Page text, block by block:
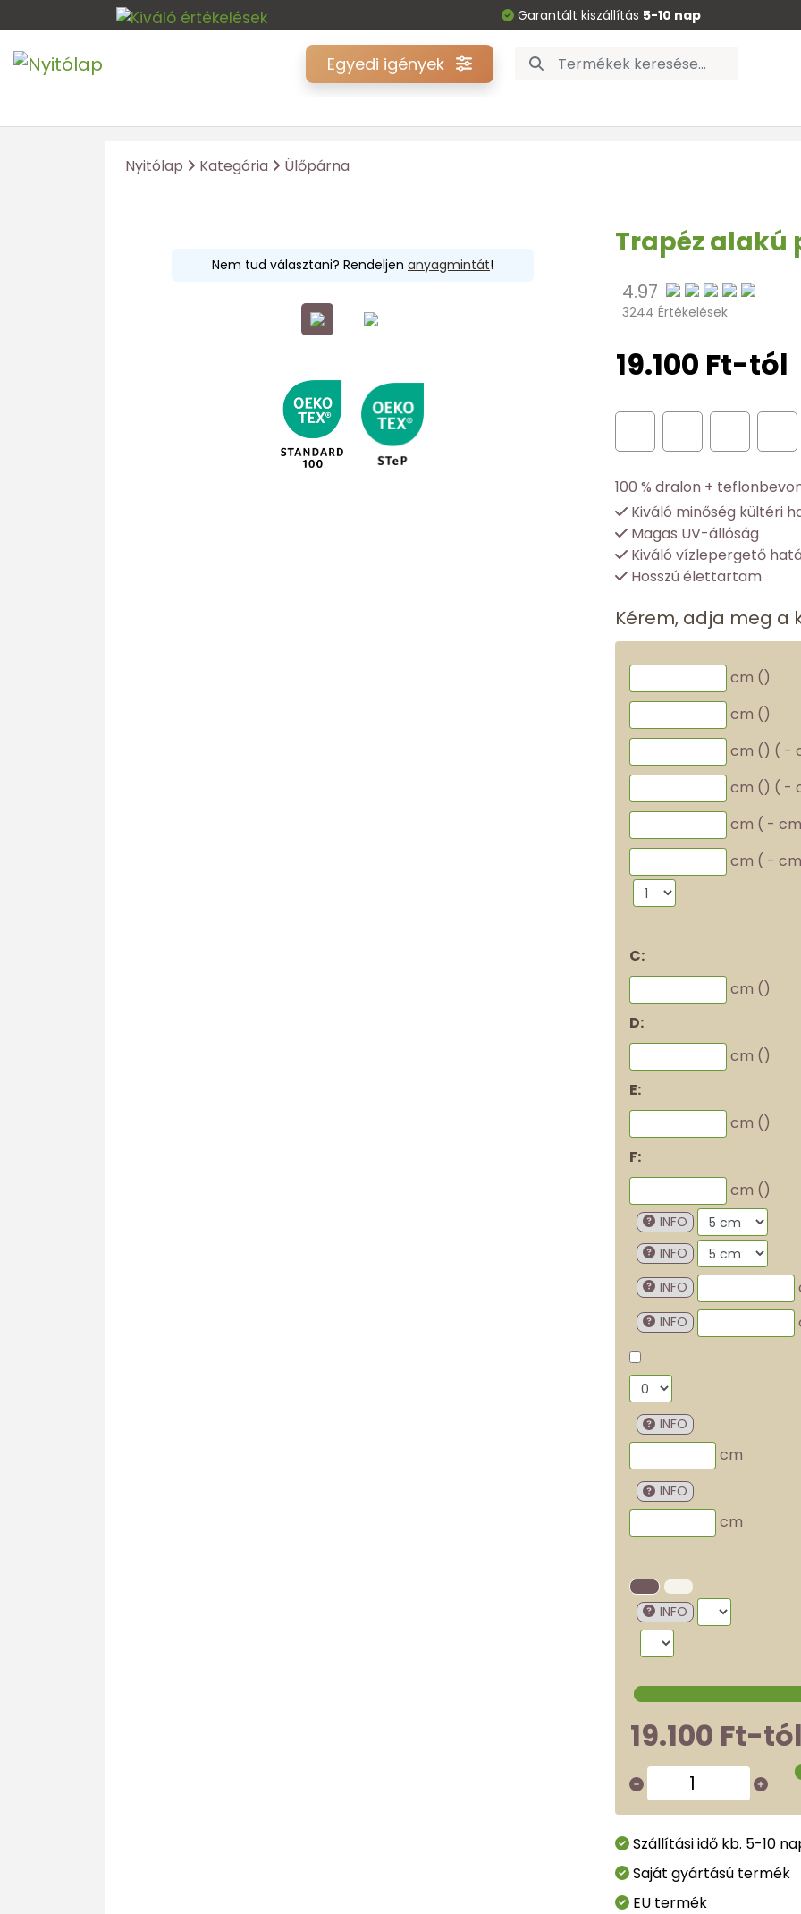
Garantált kiszállítás 5-10 nap
Egyedi igények
Nyitólap Kategória Ülőpárna
Nem tud választani? Rendeljen anyagmintát!
Trapéz alakú
4.97
3244 Értékelések
19.100 Ft-tól
100 % dralon +
Kiváló minőség kültéri
Magas UV-állóság
Kiváló vízlepergető
Hosszú élettartam
Kérem, adja meg a
cm ()
cm ()
cm () ( -
cm () ( -
cm ( -
cm ( -
C:
cm ()
D:
cm ()
E:
cm ()
F:
cm ()
INFO
INFO
INFO
INFO
INFO
cm
INFO
cm
INFO
19.100 Ft-
Szállítási idő kb. 5-10
Saját gyártású termék
EU termék